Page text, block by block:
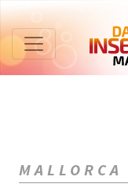
MALLORCA